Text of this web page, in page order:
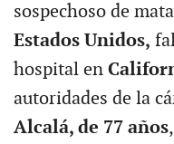
sospechoso de
Estados Unidos,
hospital en
autoridades de la
Alcalá, de 77 años